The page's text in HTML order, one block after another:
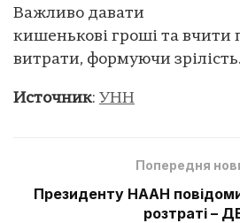
Важливо давати
кишенькові гроші та вчити
витрати, формуючи зрілість.
Источник: УНН
Попередня
Президенту НААН
розтраті –